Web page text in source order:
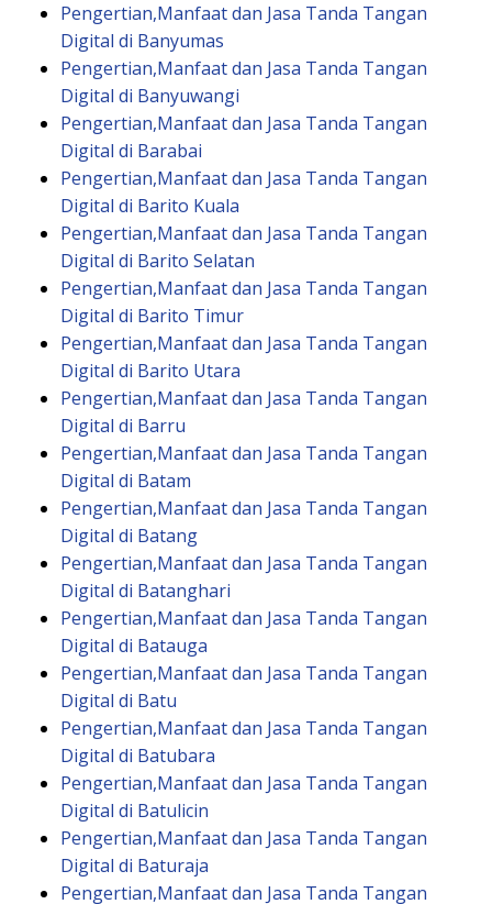
Pengertian,Manfaat dan Jasa Tanda Tangan
Digital di Banyumas
Pengertian,Manfaat dan Jasa Tanda Tangan
Digital di Banyuwangi
Pengertian,Manfaat dan Jasa Tanda Tangan
Digital di Barabai
Pengertian,Manfaat dan Jasa Tanda Tangan
Digital di Barito Kuala
Pengertian,Manfaat dan Jasa Tanda Tangan
Digital di Barito Selatan
Pengertian,Manfaat dan Jasa Tanda Tangan
Digital di Barito Timur
Pengertian,Manfaat dan Jasa Tanda Tangan
Digital di Barito Utara
Pengertian,Manfaat dan Jasa Tanda Tangan
Digital di Barru
Pengertian,Manfaat dan Jasa Tanda Tangan
Digital di Batam
Pengertian,Manfaat dan Jasa Tanda Tangan
Digital di Batang
Pengertian,Manfaat dan Jasa Tanda Tangan
Digital di Batanghari
Pengertian,Manfaat dan Jasa Tanda Tangan
Digital di Batauga
Pengertian,Manfaat dan Jasa Tanda Tangan
Digital di Batu
Pengertian,Manfaat dan Jasa Tanda Tangan
Digital di Batubara
Pengertian,Manfaat dan Jasa Tanda Tangan
Digital di Batulicin
Pengertian,Manfaat dan Jasa Tanda Tangan
Digital di Baturaja
Pengertian,Manfaat dan Jasa Tanda Tangan